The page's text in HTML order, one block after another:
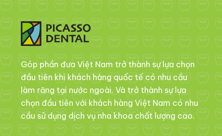
Góp phần đưa Việt Nam trở thành sự lựa chọn
đầu tiên khi khách hàng quốc tế có nhu cầu
làm răng tại nước ngoài. Và trở thành sự lựa
chọn đầu tiên với khách hàng Việt Nam có nhu
cầu sử dụng dịch vụ nha khoa chất lượng cao.